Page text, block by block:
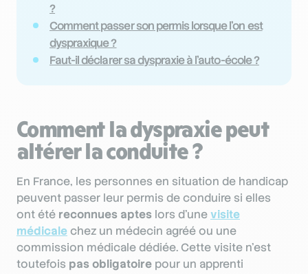
?
Comment passer son permis lorsque l’on est
dyspraxique ?
Faut-il déclarer sa dyspraxie à l’auto-école ?
Comment la dyspraxie peut
altérer la conduite ?
En France, les personnes en situation de handicap
peuvent passer leur permis de conduire si elles
ont été reconnues aptes lors d’unevisite
médicalechez un médecin agréé ou une
commission médicale dédiée. Cette visite n’est
toutefois pas obligatoire pour un apprenti